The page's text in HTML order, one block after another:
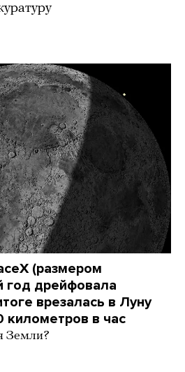
(размером
год дрейфовала
врезалась в Луну
километров в час
Земли?